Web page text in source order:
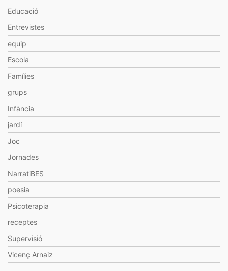
Educació
Entrevistes
equip
Escola
Famílies
grups
Infància
jardí
Joc
Jornades
NarratiBES
poesia
Psicoterapia
receptes
Supervisió
Vicenç Arnaiz